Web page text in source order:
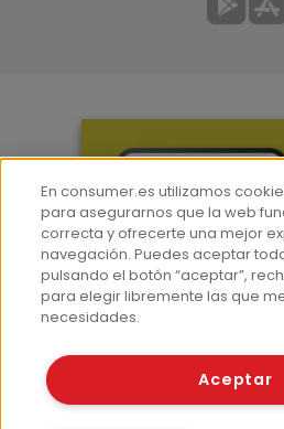
Prensa
Corpus Lingüístico
© Fundación
En consumer.es utilizamos
para asegurarnos que la web
correcta y ofrecerte una mejor
navegación. Puedes aceptar
pulsando el botón “aceptar”,
para elegir libremente las que
necesidades.
Aceptar